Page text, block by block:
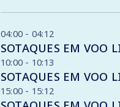
04:00 - 04:12
SOTAQUES EM VOO
10:00 - 10:13
SOTAQUES EM VOO
15:00 - 15:12